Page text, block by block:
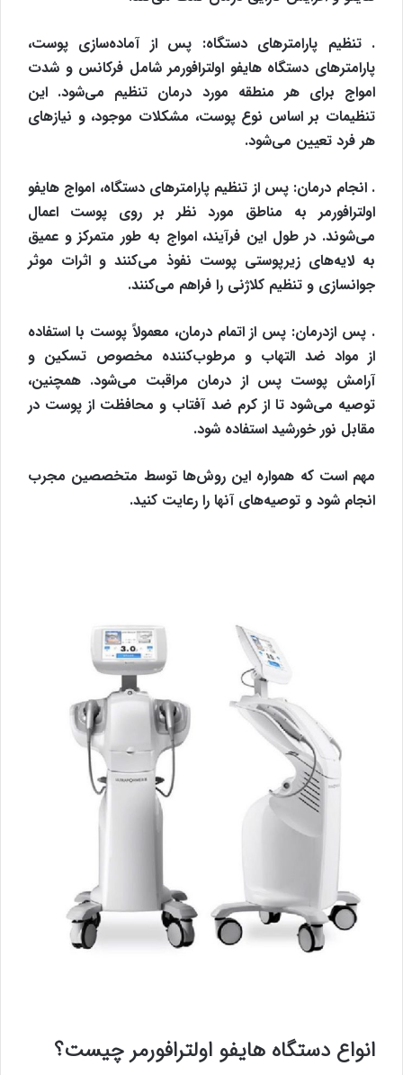
. تنظیم پارامترهای دستگاه: پس از آماده‌سازی پوست،
پارامترهای دستگاه هایفو اولترافورمر شامل فرکانس و شدت
امواج برای هر منطقه مورد درمان تنظیم می‌شود. این
تنظیمات بر اساس نوع پوست، مشکلات موجود، و نیازهای
هر فرد تعیین می‌شود.
. انجام درمان: پس از تنظیم پارامترهای دستگاه، امواج هایفو
اولترافورمر به مناطق مورد نظر بر روی پوست اعمال
می‌شوند. در طول این فرآیند، امواج به طور متمرکز و عمیق
به لایه‌های زیرپوستی پوست نفوذ می‌کنند و اثرات موثر
جوانسازی و تنظیم کلاژنی را فراهم می‌کنند.
. پس‌ ازدرمان: پس از اتمام درمان، معمولاً پوست با استفاده
از مواد ضد التهاب و مرطوب‌کننده مخصوص تسکین و
آرامش پوست پس از درمان مراقبت می‌شود. همچنین،
توصیه می‌شود تا از کرم ضد آفتاب و محافظت از پوست در
مقابل نور خورشید استفاده شود.
مهم است که همواره این روش‌ها توسط متخصصین مجرب
انجام شود و توصیه‌های آنها را رعایت کنید.
انواع دستگاه هایفو اولترافورمر چیست؟